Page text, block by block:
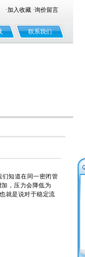
·加入收藏 ·询价留言
联系我们
知道在同一密闭管
，压力会降低为
就是说对于稳定流